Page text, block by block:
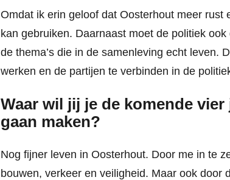
Omdat ik erin geloof dat Oosterhout meer rust
kan gebruiken. Daarnaast moet de politiek
de thema’s die in de samenleving echt leven.
werken en de partijen te verbinden in de
Waar wil jij je de komende
gaan maken?
Nog fijner leven in Oosterhout. Door me in te
bouwen, verkeer en veiligheid. Maar ook door